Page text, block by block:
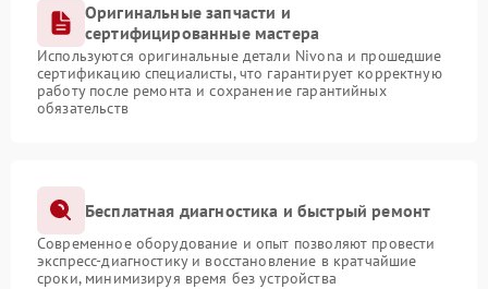
Оригинальные запчасти и
сертифицированные мастера
Используются оригинальные детали Nivona и прошедшие
сертификацию специалисты, что гарантирует корректную
работу после ремонта и сохранение гарантийных
обязательств
Бесплатная диагностика и быстрый ремонт
Современное оборудование и опыт позволяют провести
экспресс-диагностику и восстановление в кратчайшие
сроки, минимизируя время без устройства